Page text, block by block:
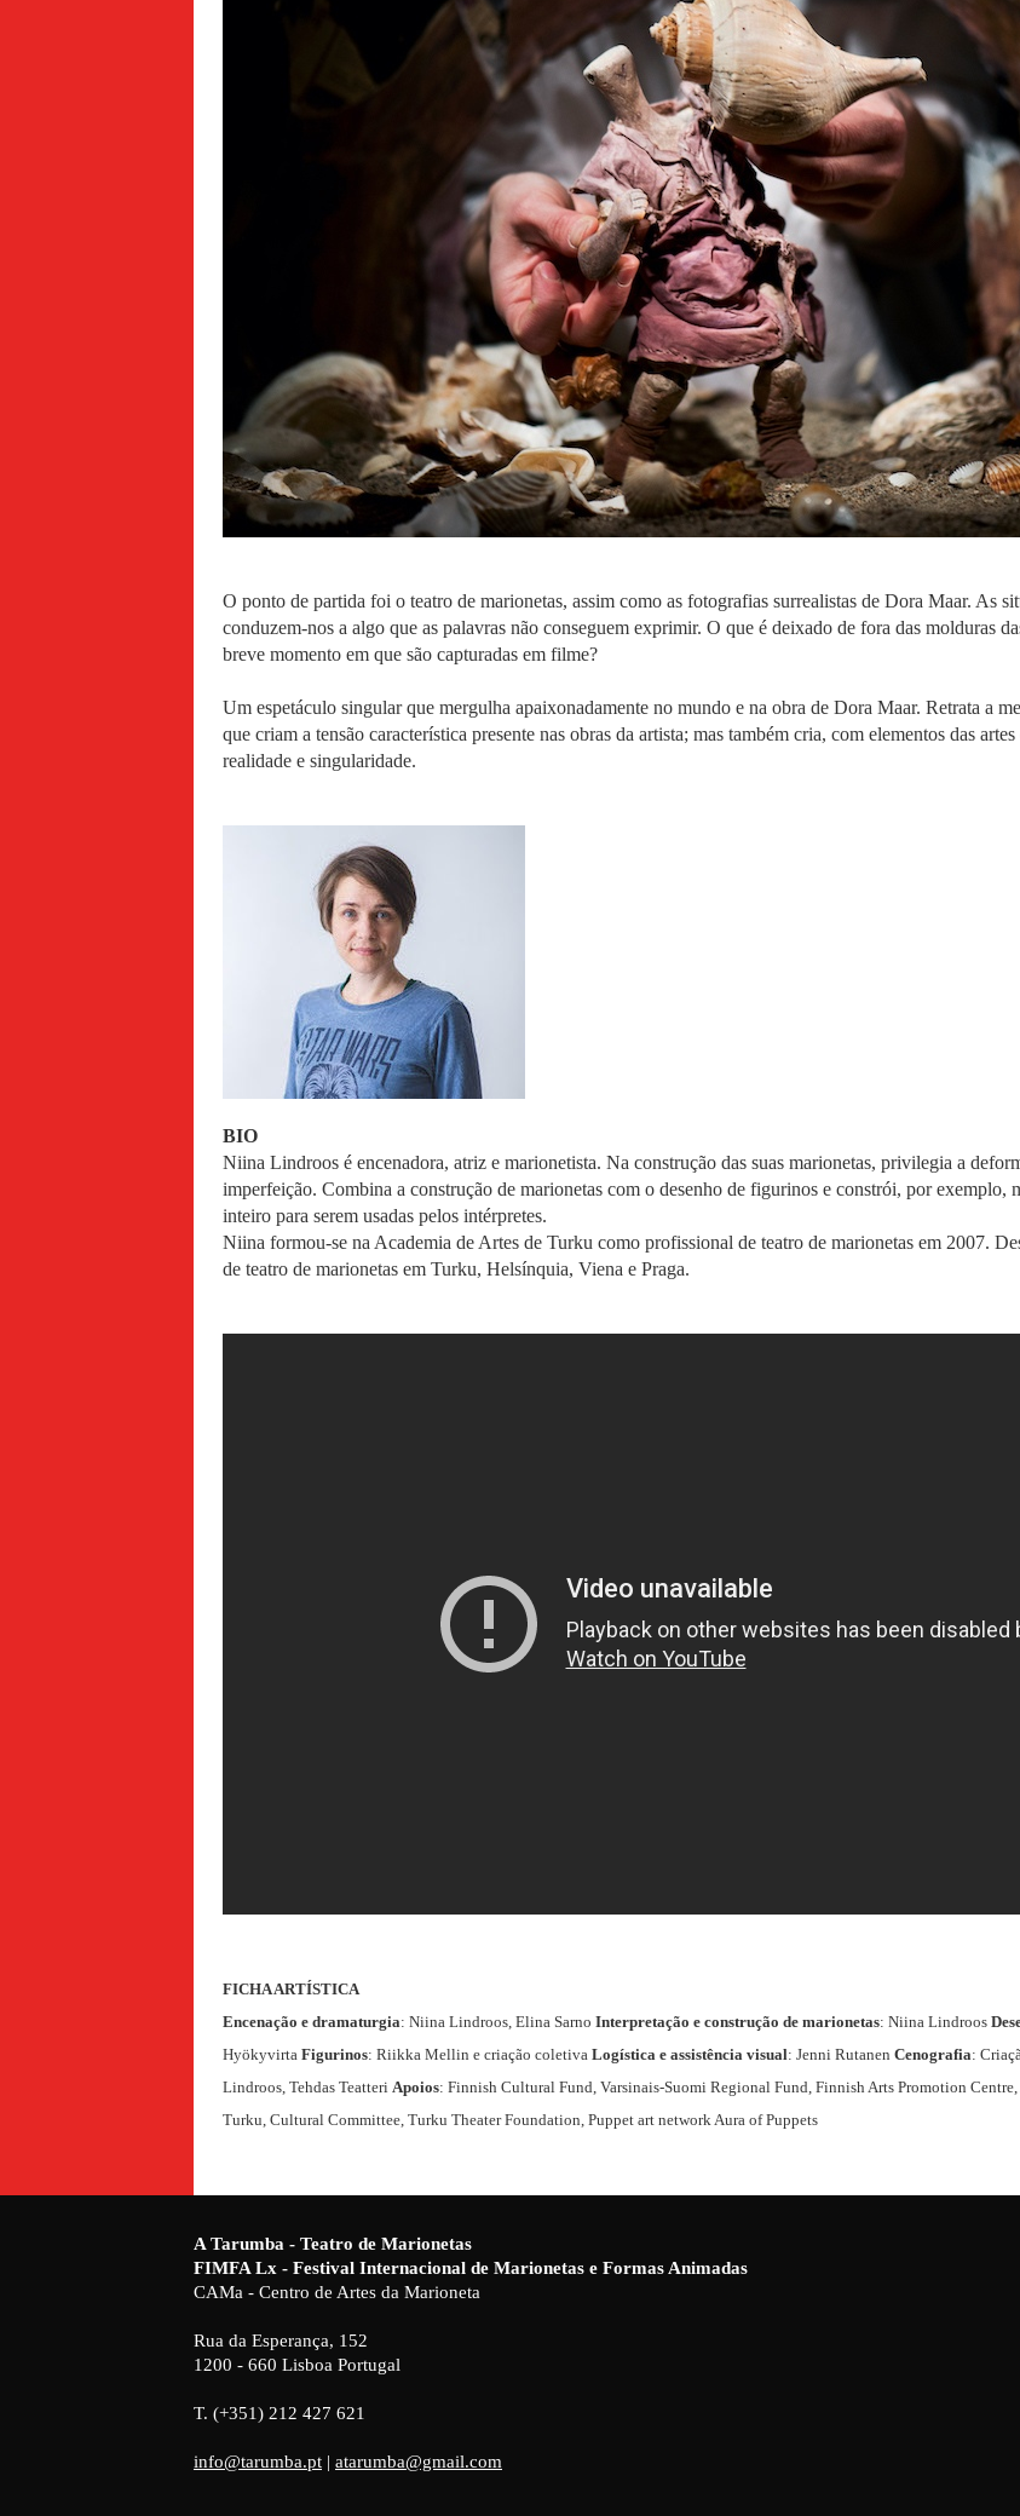
O ponto de partida foi o teatro de marionetas, assim como as fotografias surrealistas de Dora Maar. As
conduzem-nos a algo que as palavras não conseguem exprimir. O que é deixado de fora das molduras
breve momento em que são capturadas em filme?
Um espetáculo singular que mergulha apaixonadamente no mundo e na obra de Dora Maar. Retrata a
que criam a tensão característica presente nas obras da artista; mas também cria, com elementos das
realidade e singularidade.
BIO
Niina Lindroos é encenadora, atriz e marionetista. Na construção das suas marionetas, privilegia a
imperfeição. Combina a construção de marionetas com o desenho de figurinos e constrói, por exemplo,
inteiro para serem usadas pelos intérpretes.
Niina formou-se na Academia de Artes de Turku como profissional de teatro de marionetas em 2007.
de teatro de marionetas em Turku, Helsínquia, Viena e Praga.
FICHA ARTÍSTICA
Encenação e dramaturgia: Niina Lindroos, Elina Sarno Interpretação e construção de marionetas: Niina Lindroos
Hyökyvirta Figurinos: Riikka Mellin e criação coletiva Logística e assistência visual: Jenni Rutanen Cenografia:
Lindroos, Tehdas Teatteri Apoios: Finnish Cultural Fund, Varsinais-Suomi Regional Fund, Finnish Arts Promotion
Turku, Cultural Committee, Turku Theater Foundation, Puppet art network Aura of Puppets
A Tarumba - Teatro de Marionetas
FIMFA Lx - Festival Internacional de Marionetas e Formas Animadas
CAMa - Centro de Artes da Marioneta
Rua da Esperança, 152
1200 - 660 Lisboa Portugal
T. (+351) 212 427 621
info@tarumba.pt | atarumba@gmail.com